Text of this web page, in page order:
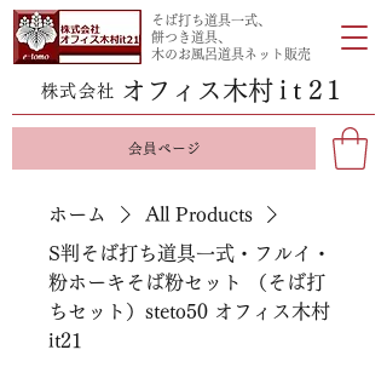
そば打ち道具一式、
餅つき道具、
木のお風呂道具ネット販売
株式会社 オフィス木村it 21
会員ページ
ホーム
All Products
S判そば打ち道具一式・フルイ・
粉ホーキそば粉セット （そば打
ちセット）steto50 オフィス木村
it21